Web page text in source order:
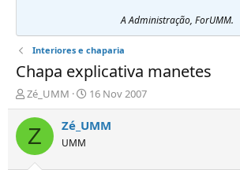
A Administração, ForUMM.
Interiores e chaparia
Chapa explicativa manetes
I
n
i
c
i
Zé_UMM
D
a
t
16 Nov 2007
Z Zé_UMM
UMM